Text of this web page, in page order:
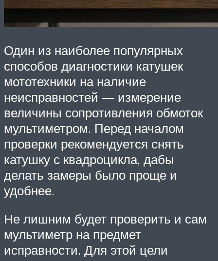
Один из наиболее популярных
способов диагностики катушек
мототехники на наличие
неисправностей — измерение
величины сопротивления обмоток
мультиметром. Перед началом
проверки рекомендуется снять
катушку с квадроцикла, дабы
делать замеры было проще и
удобнее.
Не лишним будет проверить и сам
мультиметр на предмет
исправности. Для этой цели